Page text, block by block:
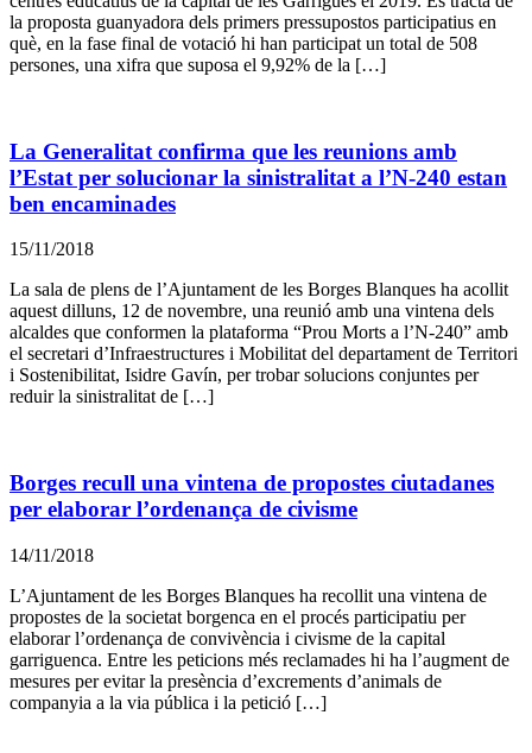
la proposta guanyadora dels primers pressupostos participatius en
què, en la fase final de votació hi han participat un total de 508
persones, una xifra que suposa el 9,92% de la […]
La Generalitat confirma que les reunions amb
l’Estat per solucionar la sinistralitat a l’N-240 estan
ben encaminades
15/11/2018
La sala de plens de l’Ajuntament de les Borges Blanques ha acollit
aquest dilluns, 12 de novembre, una reunió amb una vintena dels
alcaldes que conformen la plataforma “Prou Morts a l’N-240” amb
el secretari d’Infraestructures i Mobilitat del departament de Territori
i Sostenibilitat, Isidre Gavín, per trobar solucions conjuntes per
reduir la sinistralitat de […]
Borges recull una vintena de propostes ciutadanes
per elaborar l’ordenança de civisme
14/11/2018
L’Ajuntament de les Borges Blanques ha recollit una vintena de
propostes de la societat borgenca en el procés participatiu per
elaborar l’ordenança de convivència i civisme de la capital
garriguenca. Entre les peticions més reclamades hi ha l’augment de
mesures per evitar la presència d’excrements d’animals de
companyia a la via pública i la petició […]